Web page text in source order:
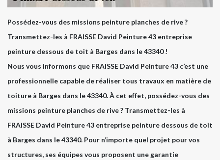
Possédez-vous des missions peinture planches de rive ?
Transmettez-les à FRAISSE David Peinture 43 entreprise
peinture dessous de toit à Barges dans le 43340 !
Nous vous informons que FRAISSE David Peinture 43 c’est une
professionnelle capable de réaliser tous travaux en matière de
toiture à Barges dans le 43340. À cet effet, possédez-vous des
missions peinture planches de rive ? Transmettez-les à
FRAISSE David Peinture 43 entreprise peinture dessous de toit
à Barges dans le 43340. Pour n’importe quel projet pour vos
structures, ses équipes vous proposent une garantie